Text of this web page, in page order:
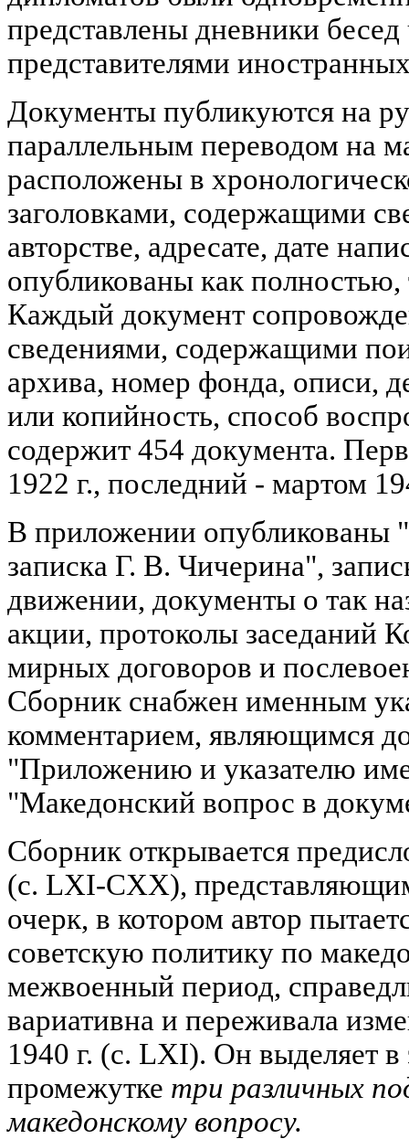
представлены дневники
представителями
Документы публикуются на
параллельным переводом на
расположены в
заголовками, содержащими
авторстве, адресате, дате
опубликованы как полностью,
Каждый документ
сведениями, содержащими
архива, номер фонда, описи,
или копийность, способ
содержит 454 документа.
1922 г., последний - мартом
В приложении опубликованы
записка Г. В. Чичерина",
движении, документы о так
акции, протоколы заседаний
мирных договоров и
Сборник снабжен именным
комментарием, являющимся
"Приложению и указателю
"Македонский вопрос в
Сборник открывается
(с. LXI-CXX),
очерк, в котором автор
советскую политику по
межвоенный период,
вариативна и переживала
1940 г. (с. LXI). Он выделяет
промежутке три различных
македонскому вопросу.